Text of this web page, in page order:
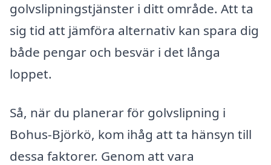
golvslipningstjänster i ditt område. Att ta
sig tid att jämföra alternativ kan spara dig
både pengar och besvär i det långa
loppet.
Så, när du planerar för golvslipning i
Bohus-Björkö, kom ihåg att ta hänsyn till
dessa faktorer. Genom att vara